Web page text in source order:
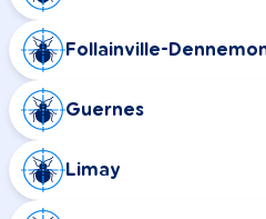
Follainville-
Guernes
Limay